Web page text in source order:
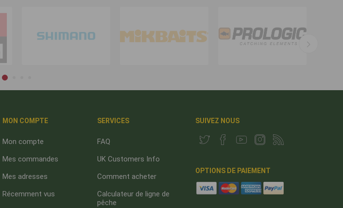
MON COMPTE
Mon compte
Mes commandes
Mes adresses
Récemment vus
SERVICES
FAQ
UK Customers Info
Comment acheter
Calculateur de ligne de
pêche
SUIVEZ NOUS
OPTIONS DE PAIEMENT